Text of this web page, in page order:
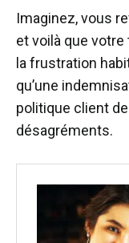
Imaginez, vous
et voilà que votre
la frustration
qu’une
politique client
désagréments.